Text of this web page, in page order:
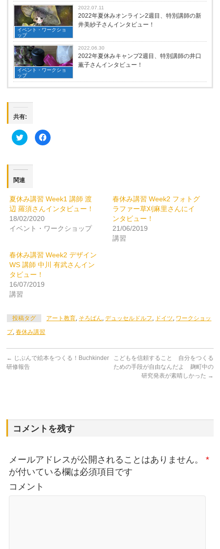
イベント・ワークショ
ップ
2022.07.11
2022年夏休みオンライン2週目、特別講師の新
井美紗子さんインタビュー！
イベント・ワークショ
ップ
2022.06.30
2022年夏休みキャンプ2週目、特別講師の井口
薫子さんインタビュー！
共有:
ク
リ
て
Twitter
で
共
(新
し
い
ウ
ィ
ン
ド
き
ま
す)
Facebook
で
ッ
ク
し
て
だ
さ
い
ウ
ィ
関連
夏休み講習 Week1 講師 渡
辺 羅須さんインタビュー！
18/02/2020
イベント・ワークショップ
春休み講習 Week2 フォトグ
ラファー草刈麻里さんにイ
ンタビュー！
21/06/2019
講習
春休み講習 Week2 デザイン
WS 講師 中川 有武さんイン
タビュー！
16/07/2019
講習
投稿タグ アート教育, そろばん,デュッセルドルフ, ドイツ, ワークショッ
プ,春休み講習
← じぶんで絵本をつくる！Buchkinder
研修報告
こどもを信頼すること 自分をつくる
ための手段が自由なんだよ 麹町中の
研究発表が素晴しかった →
コメントを残す
メールアドレスが公開されることはありません。
*
が付いている欄は必須項目です
コメント